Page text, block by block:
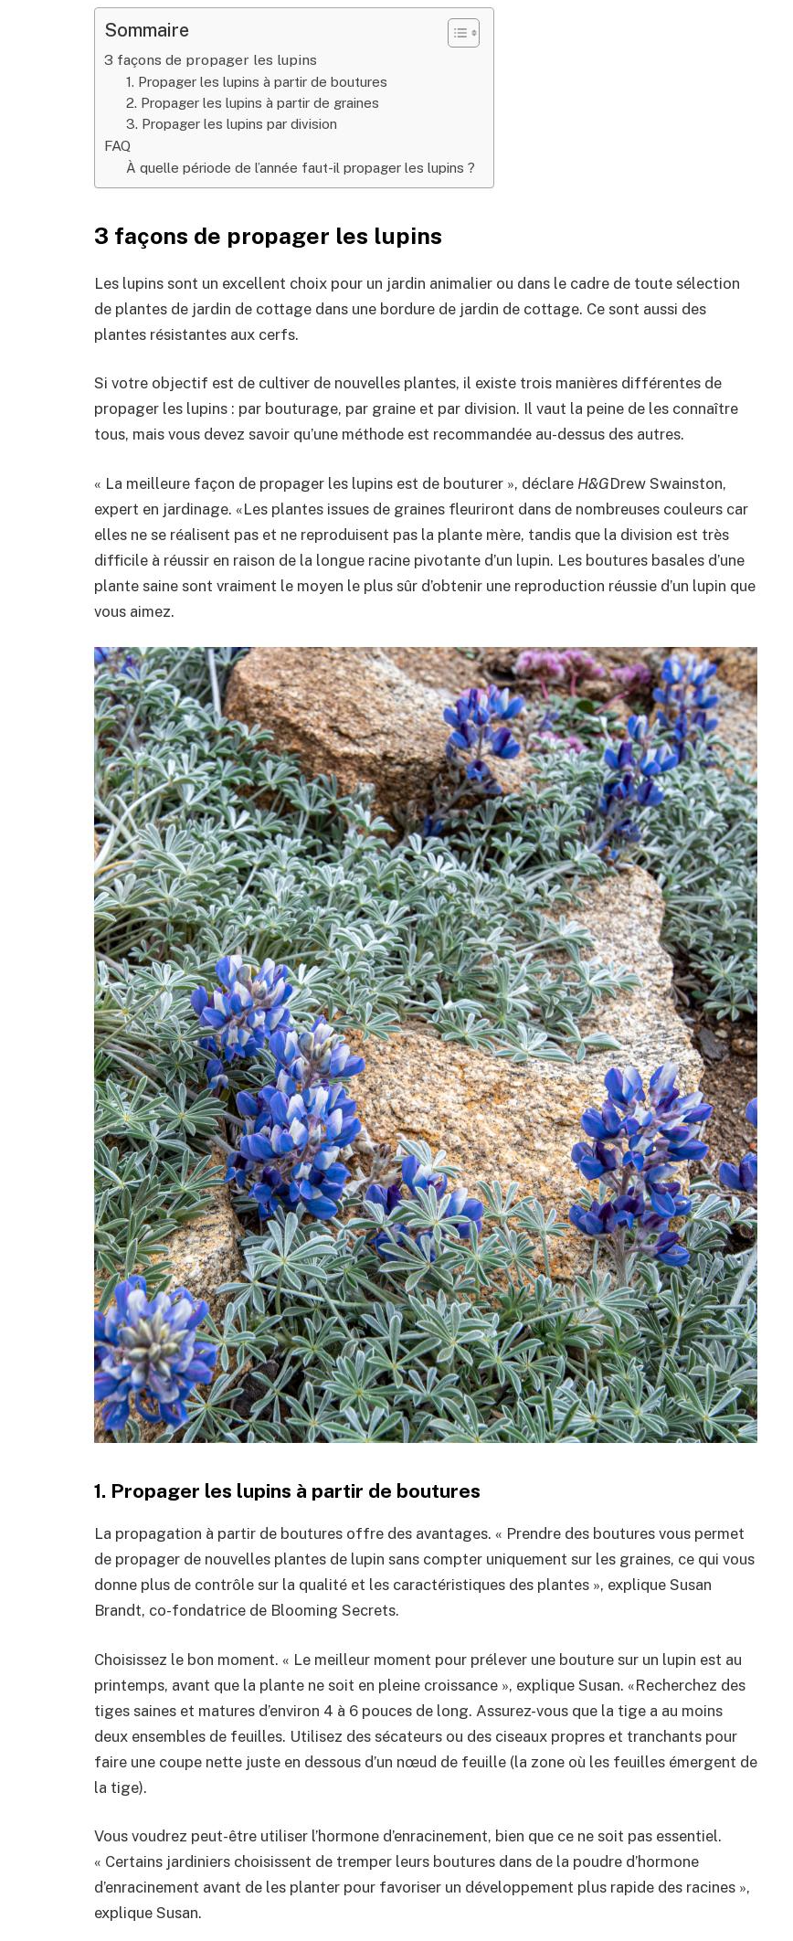
Sommaire
3 façons de propager les lupins
1. Propager les lupins à partir de boutures
2. Propager les lupins à partir de graines
3. Propager les lupins par division
FAQ
À quelle période de l’année faut-il propager les lupins ?
3 façons de propager les lupins
Les lupins sont un excellent choix pour un jardin animalier ou dans le cadre de toute sélection
de plantes de jardin de cottage dans une bordure de jardin de cottage. Ce sont aussi des
plantes résistantes aux cerfs.
Si votre objectif est de cultiver de nouvelles plantes, il existe trois manières différentes de
propager les lupins : par bouturage, par graine et par division. Il vaut la peine de les connaître
tous, mais vous devez savoir qu’une méthode est recommandée au-dessus des autres.
« La meilleure façon de propager les lupins est de bouturer », déclare H&GDrew Swainston,
expert en jardinage. «Les plantes issues de graines fleuriront dans de nombreuses couleurs car
elles ne se réalisent pas et ne reproduisent pas la plante mère, tandis que la division est très
difficile à réussir en raison de la longue racine pivotante d’un lupin. Les boutures basales d’une
plante saine sont vraiment le moyen le plus sûr d’obtenir une reproduction réussie d’un lupin que
vous aimez.
1. Propager les lupins à partir de boutures
La propagation à partir de boutures offre des avantages. « Prendre des boutures vous permet
de propager de nouvelles plantes de lupin sans compter uniquement sur les graines, ce qui vous
donne plus de contrôle sur la qualité et les caractéristiques des plantes », explique Susan
Brandt, co-fondatrice de Blooming Secrets.
Choisissez le bon moment. « Le meilleur moment pour prélever une bouture sur un lupin est au
printemps, avant que la plante ne soit en pleine croissance », explique Susan. «Recherchez des
tiges saines et matures d’environ 4 à 6 pouces de long. Assurez-vous que la tige a au moins
deux ensembles de feuilles. Utilisez des sécateurs ou des ciseaux propres et tranchants pour
faire une coupe nette juste en dessous d’un nœud de feuille (la zone où les feuilles émergent de
la tige).
Vous voudrez peut-être utiliser l’hormone d’enracinement, bien que ce ne soit pas essentiel.
« Certains jardiniers choisissent de tremper leurs boutures dans de la poudre d’hormone
d’enracinement avant de les planter pour favoriser un développement plus rapide des racines »,
explique Susan.